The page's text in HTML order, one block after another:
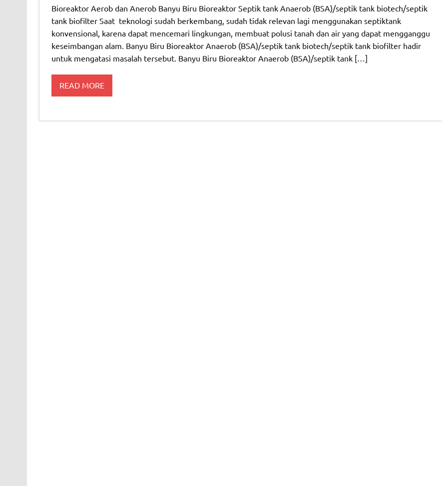
Bioreaktor Aerob dan Anerob Banyu Biru Bioreaktor Septik tank Anaerob (BSA)/septik tank biotech/septik
tank biofilter Saat teknologi sudah berkembang, sudah tidak relevan lagi menggunakan septiktank
konvensional, karena dapat mencemari lingkungan, membuat polusi tanah dan air yang dapat mengganggu
keseimbangan alam. Banyu Biru Bioreaktor Anaerob (BSA)/septik tank biotech/septik tank biofilter hadir
untuk mengatasi masalah tersebut. Banyu Biru Bioreaktor Anaerob (BSA)/septik tank […]
READ MORE